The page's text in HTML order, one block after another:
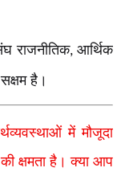
राजनीतिक, आर्थिक
है।
में मौजूदा
क्षमता है। क्या आप